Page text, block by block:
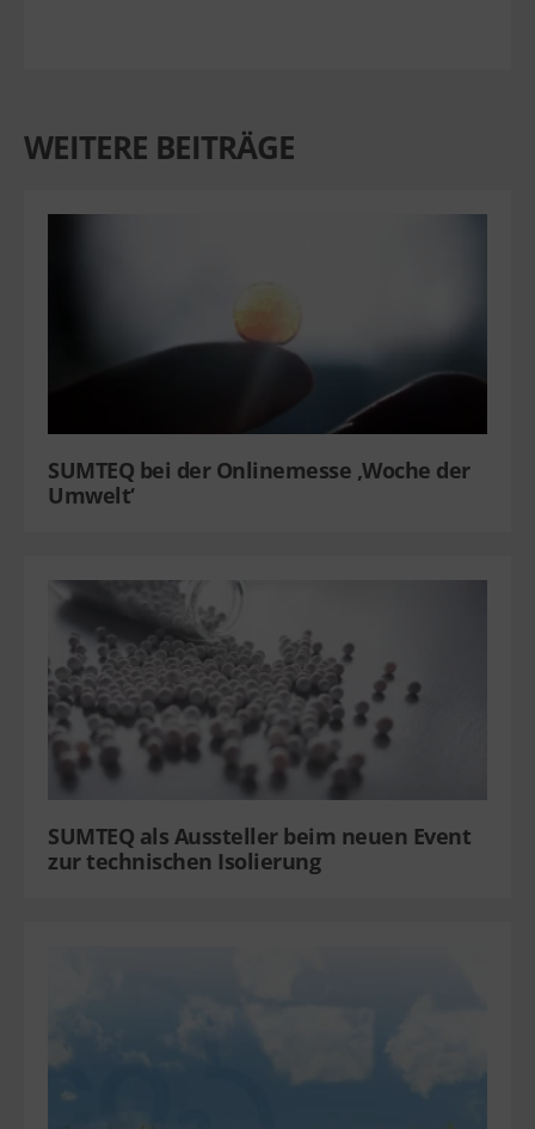
WEITERE BEITRÄGE
SUMTEQ bei der Onlinemesse ‚Woche der
Umwelt‘
SUMTEQ als Aussteller beim neuen Event
zur technischen Isolierung